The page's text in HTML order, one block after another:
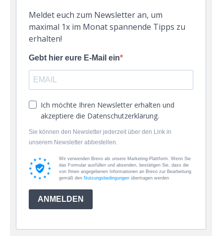
Meldet euch zum Newsletter an, um
maximal 1x im Monat spannende Tipps zu
erhalten!
Gebt hier eure E-Mail ein
Ich möchte Ihren Newsletter erhalten und
akzeptiere die Datenschutzerklärung.
Sie können den Newsletter jederzeit über den Link in
unserem Newsletter abbestellen.
Wir verwenden Brevo als unsere Marketing-Plattform. Wenn Sie
das Formular ausfüllen und absenden, bestätigen Sie, dass die
von Ihnen angegebenen Informationen an Brevo zur Bearbeitung
gemäß den Nutzungsbedingungen übertragen werden
ANMELDEN